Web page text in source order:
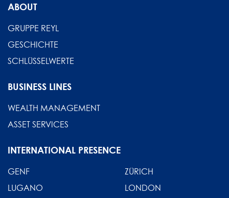
ABOUT
GRUPPE REYL
GESCHICHTE
SCHLÜSSELWERTE
BUSINESS LINES
WEALTH MANAGEMENT
ASSET SERVICES
INTERNATIONAL PRESENCE
GENF
ZÜRICH
LUGANO
LONDON